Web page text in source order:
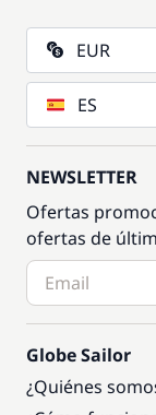
EUR
ES
NEWSLETTER
Ofertas
ofertas de
Globe Sailor
¿Quiénes